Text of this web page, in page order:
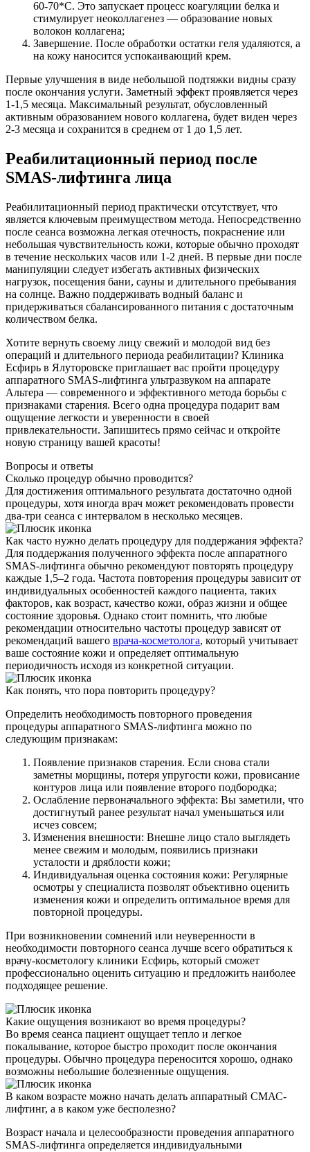
60-70*C. Это запускает процесс коагуляции белка и
стимулирует неоколлагенез — образование новых
волокон коллагена;
Завершение. После обработки остатки геля удаляются, а
на кожу наносится успокаивающий крем.
Первые улучшения в виде небольшой подтяжки видны сразу
после окончания услуги. Заметный эффект проявляется через
1-1,5 месяца. Максимальный результат, обусловленный
активным образованием нового коллагена, будет виден через
2-3 месяца и сохранится в среднем от 1 до 1,5 лет.
Реабилитационный период после
SMAS-лифтинга лица
Реабилитационный период практически отсутствует, что
является ключевым преимуществом метода. Непосредственно
после сеанса возможна легкая отечность, покраснение или
небольшая чувствительность кожи, которые обычно проходят
в течение нескольких часов или 1-2 дней. В первые дни после
манипуляции следует избегать активных физических
нагрузок, посещения бани, сауны и длительного пребывания
на солнце. Важно поддерживать водный баланс и
придерживаться сбалансированного питания с достаточным
количеством белка.
Хотите вернуть своему лицу свежий и молодой вид без
операций и длительного периода реабилитации? Клиника
Есфирь в Ялуторовске приглашает вас пройти процедуру
аппаратного SMAS-лифтинга ультразвуком на аппарате
Альтера — современного и эффективного метода борьбы с
признаками старения. Всего одна процедура подарит вам
ощущение легкости и уверенности в своей
привлекательности. Запишитесь прямо сейчас и откройте
новую страницу вашей красоты!
Вопросы и ответы
Сколько процедур обычно проводится?
Для достижения оптимального результата достаточно одной
процедуры, хотя иногда врач может рекомендовать провести
два-три сеанса с интервалом в несколько месяцев.
Как часто нужно делать процедуру для поддержания эффекта?
Для поддержания полученного эффекта после аппаратного
SMAS-лифтинга обычно рекомендуют повторять процедуру
каждые 1,5–2 года. Частота повторения процедуры зависит от
индивидуальных особенностей каждого пациента, таких
факторов, как возраст, качество кожи, образ жизни и общее
состояние здоровья. Однако стоит помнить, что любые
рекомендации относительно частоты процедур зависят от
рекомендаций вашего врача-косметолога, который учитывает
ваше состояние кожи и определяет оптимальную
периодичность исходя из конкретной ситуации.
Как понять, что пора повторить процедуру?
Определить необходимость повторного проведения
процедуры аппаратного SMAS-лифтинга можно по
следующим признакам:
Появление признаков старения. Если снова стали
заметны морщины, потеря упругости кожи, провисание
контуров лица или появление второго подбородка;
Ослабление первоначального эффекта: Вы заметили, что
достигнутый ранее результат начал уменьшаться или
исчез совсем;
Изменения внешности: Внешне лицо стало выглядеть
менее свежим и молодым, появились признаки
усталости и дряблости кожи;
Индивидуальная оценка состояния кожи: Регулярные
осмотры у специалиста позволят объективно оценить
изменения кожи и определить оптимальное время для
повторной процедуры.
При возникновении сомнений или неуверенности в
необходимости повторного сеанса лучше всего обратиться к
врачу-косметологу клиники Есфирь, который сможет
профессионально оценить ситуацию и предложить наиболее
подходящее решение.
Какие ощущения возникают во время процедуры?
Во время сеанса пациент ощущает тепло и легкое
покалывание, которое быстро проходит после окончания
процедуры. Обычно процедура переносится хорошо, однако
возможны небольшие болезненные ощущения.
В каком возрасте можно начать делать аппаратный СМАС-
лифтинг, а в каком уже бесполезно?
Возраст начала и целесообразности проведения аппаратного
SMAS-лифтинга определяется индивидуальными